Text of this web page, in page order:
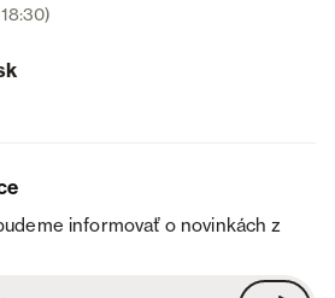
informovať o novinkách z